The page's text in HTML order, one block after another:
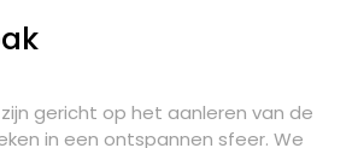
gericht op het aanleren van de
in een ontspannen sfeer. We